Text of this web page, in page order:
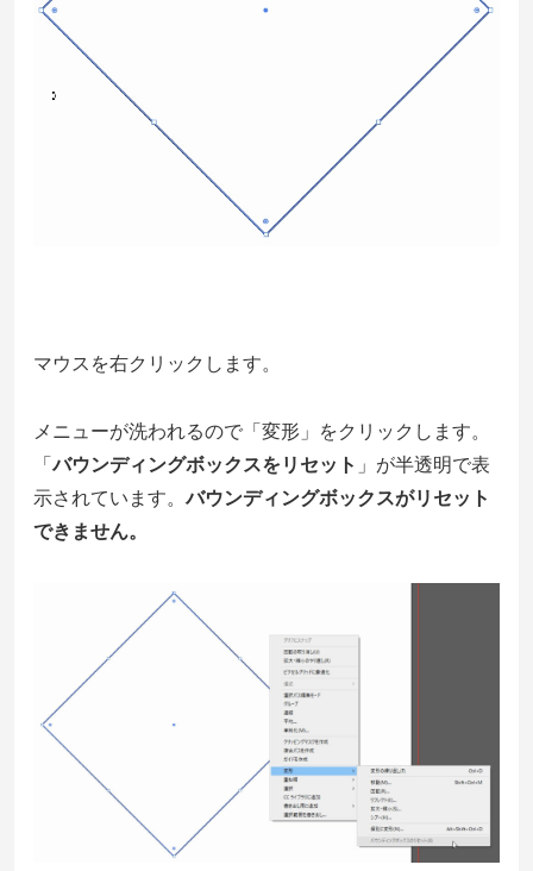
マウスを右クリックします。
メニューが洗われるので「変形」をクリックします。
「バウンディングボックスをリセット 」が半透明で表
示されています。バウンディングボックスがリセット
できません。